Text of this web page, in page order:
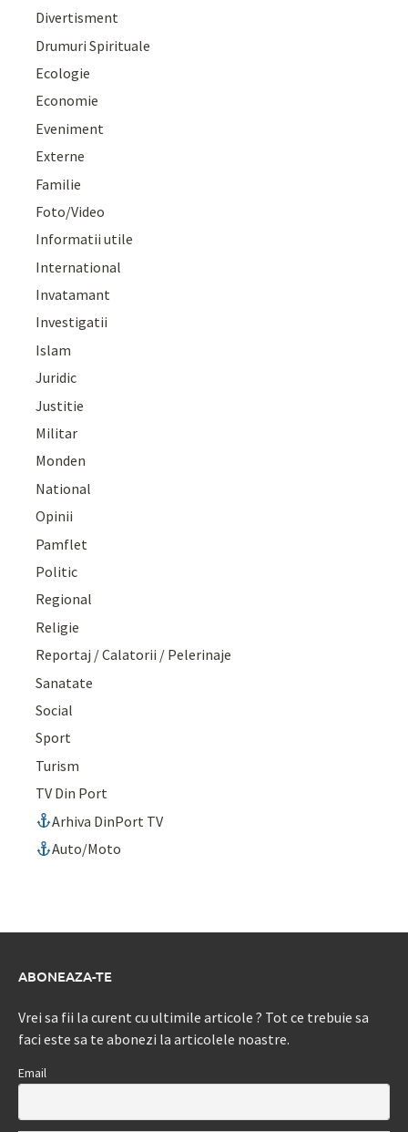
Divertisment
Drumuri Spirituale
Ecologie
Economie
Eveniment
Externe
Familie
Foto/Video
Informatii utile
International
Invatamant
Investigatii
Islam
Juridic
Justitie
Militar
Monden
National
Opinii
Pamflet
Politic
Regional
Religie
Reportaj / Calatorii / Pelerinaje
Sanatate
Social
Sport
Turism
TV Din Port
Arhiva DinPort TV
Auto/Moto
ABONEAZA-TE
Vrei sa fii la curent cu ultimile articole ? Tot ce trebuie sa
faci este sa te abonezi la articolele noastre.
Email